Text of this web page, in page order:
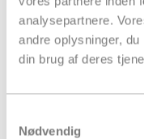
analysepartnere.
andre oplysninger,
din brug af deres
Nødvendig
Strapbånd &
Euro- og
Bæredygtig
Tryksager
Miljøvenlig
Fairemballage